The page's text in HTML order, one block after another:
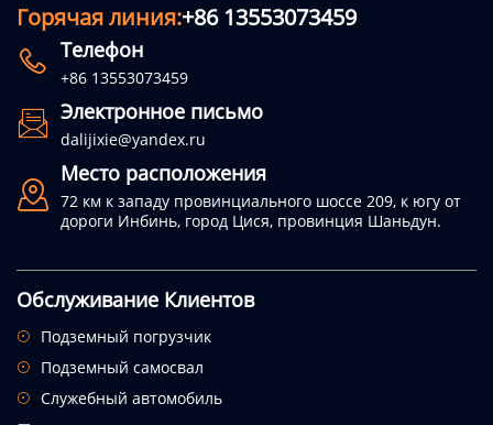
Горячая линия:+86 13553073459
 Телефон
+86 13553073459
 Электронное письмо
dalijixie@yandex.ru

Место расположения
72 км к западу провинциального шоссе 209, к югу от
дороги Инбинь, город Цися, провинция Шаньдун.
Обслуживание Клиентов
 Подземный погрузчик
 Подземный самосвал
 Служебный автомобиль